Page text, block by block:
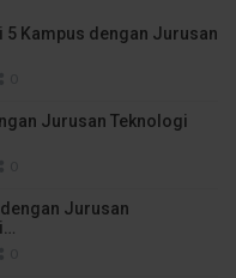
5 Kampus dengan Jurusan
Jurusan Teknologi
Jurusan